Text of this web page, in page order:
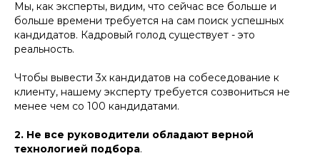
Мы, как эксперты, видим, что сейчас все больше и
больше времени требуется на сам поиск успешных
кандидатов. Кадровый голод существует - это
реальность.
Чтобы вывести 3х кандидатов на собеседование к
клиенту, нашему эксперту требуется созвониться не
менее чем со 100 кандидатами.
2. Не все руководители обладают верной
технологией подбора.